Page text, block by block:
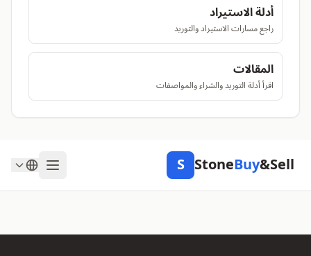
أدلة الاستيراد
راجع مسارات الاستيراد والتوريد
المقالات
اقرأ أدلة التوريد والشراء والمواصفات
S StoneBuy&Sell